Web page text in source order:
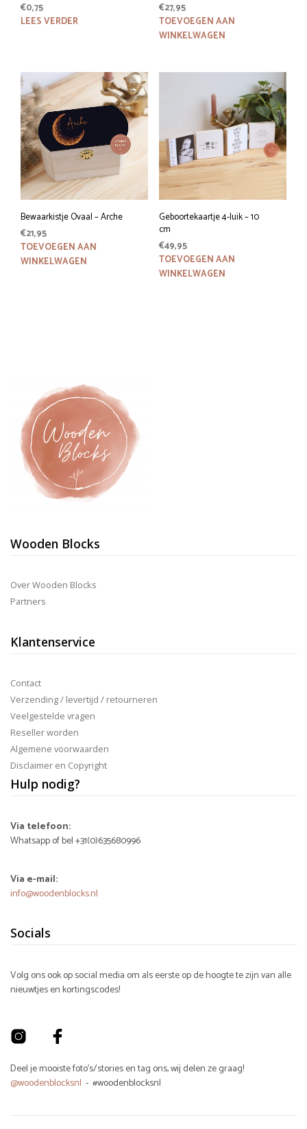
€0,75
LEES VERDER
€27,95
TOEVOEGEN AAN
WINKELWAGEN
Bewaarkistje Ovaal – Arche
€21,95
TOEVOEGEN AAN
WINKELWAGEN
Geboortekaartje 4-luik – 10
cm
€49,95
TOEVOEGEN AAN
WINKELWAGEN
Wooden Blocks
Over Wooden Blocks
Partners
Klantenservice
Contact
Verzending / levertijd / retourneren
Veelgestelde vragen
Reseller worden
Algemene voorwaarden
Disclaimer en Copyright
Hulp nodig?
Via telefoon:
Whatsapp of bel +31(0)635680996
Via e-mail:
info@woodenblocks.nl
Socials
Volg ons ook op social media om als eerste op de hoogte te zijn van alle
nieuwtjes en kortingscodes!
Deel je mooiste foto's/stories en tag ons, wij delen ze graag!
@woodenblocksnl - #woodenblocksnl